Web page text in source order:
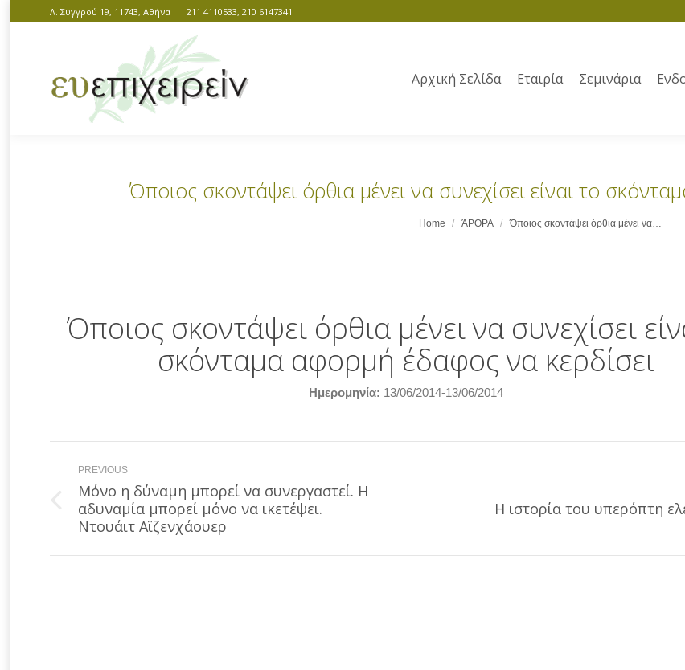
Λ. Συγγρού 19, 11743, Αθήνα 211 4110533, 210 6147341
Αρχική Σελίδα Εταιρία Σεμινάρια
Όποιος σκοντάψει όρθια μένει να συνεχίσει είναι το
Home ΆΡΘΡΑ Όποιος σκοντάψει όρθια μένει να…
Όποιος σκοντάψει όρθια μένει να συνεχίσει
σκόνταμα αφορμή έδαφος να κερδίσει
Hμερομηνία: 13/06/2014-13/06/2014
Post
navigation
PREVIOUS
Previous
post:
Μόνο η δύναμη μπορεί να συνεργαστεί. Η
αδυναμία μπορεί μόνο να ικετέψει.
Ντουάιτ Αϊζενχάουερ
Η ιστορία του υπερόπτη